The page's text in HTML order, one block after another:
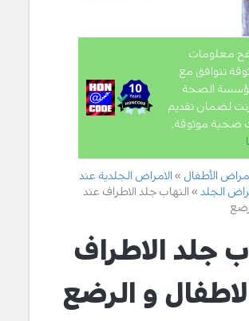
معلومات
تتوافق مع
الصحة
لضمان تقديم
صحية موثوقة,
.
الأطفال
الامراض الجلدية عند
الجلد
التهاب جلد الاطراف عند
جلد الاطراف
و الرضع